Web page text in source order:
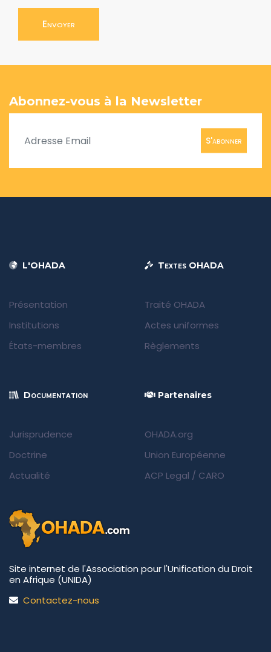
Envoyer
Abonnez-vous à la Newsletter
S'abonner
L'OHADA
Présentation
Institutions
États-membres
Textes OHADA
Traité OHADA
Actes uniformes
Règlements
Documentation
Jurisprudence
Doctrine
Actualité
Partenaires
OHADA.org
Union Européenne
ACP Legal / CARO
Site internet de l'Association pour l'Unification du Droit
en Afrique (UNIDA)
Contactez-nous